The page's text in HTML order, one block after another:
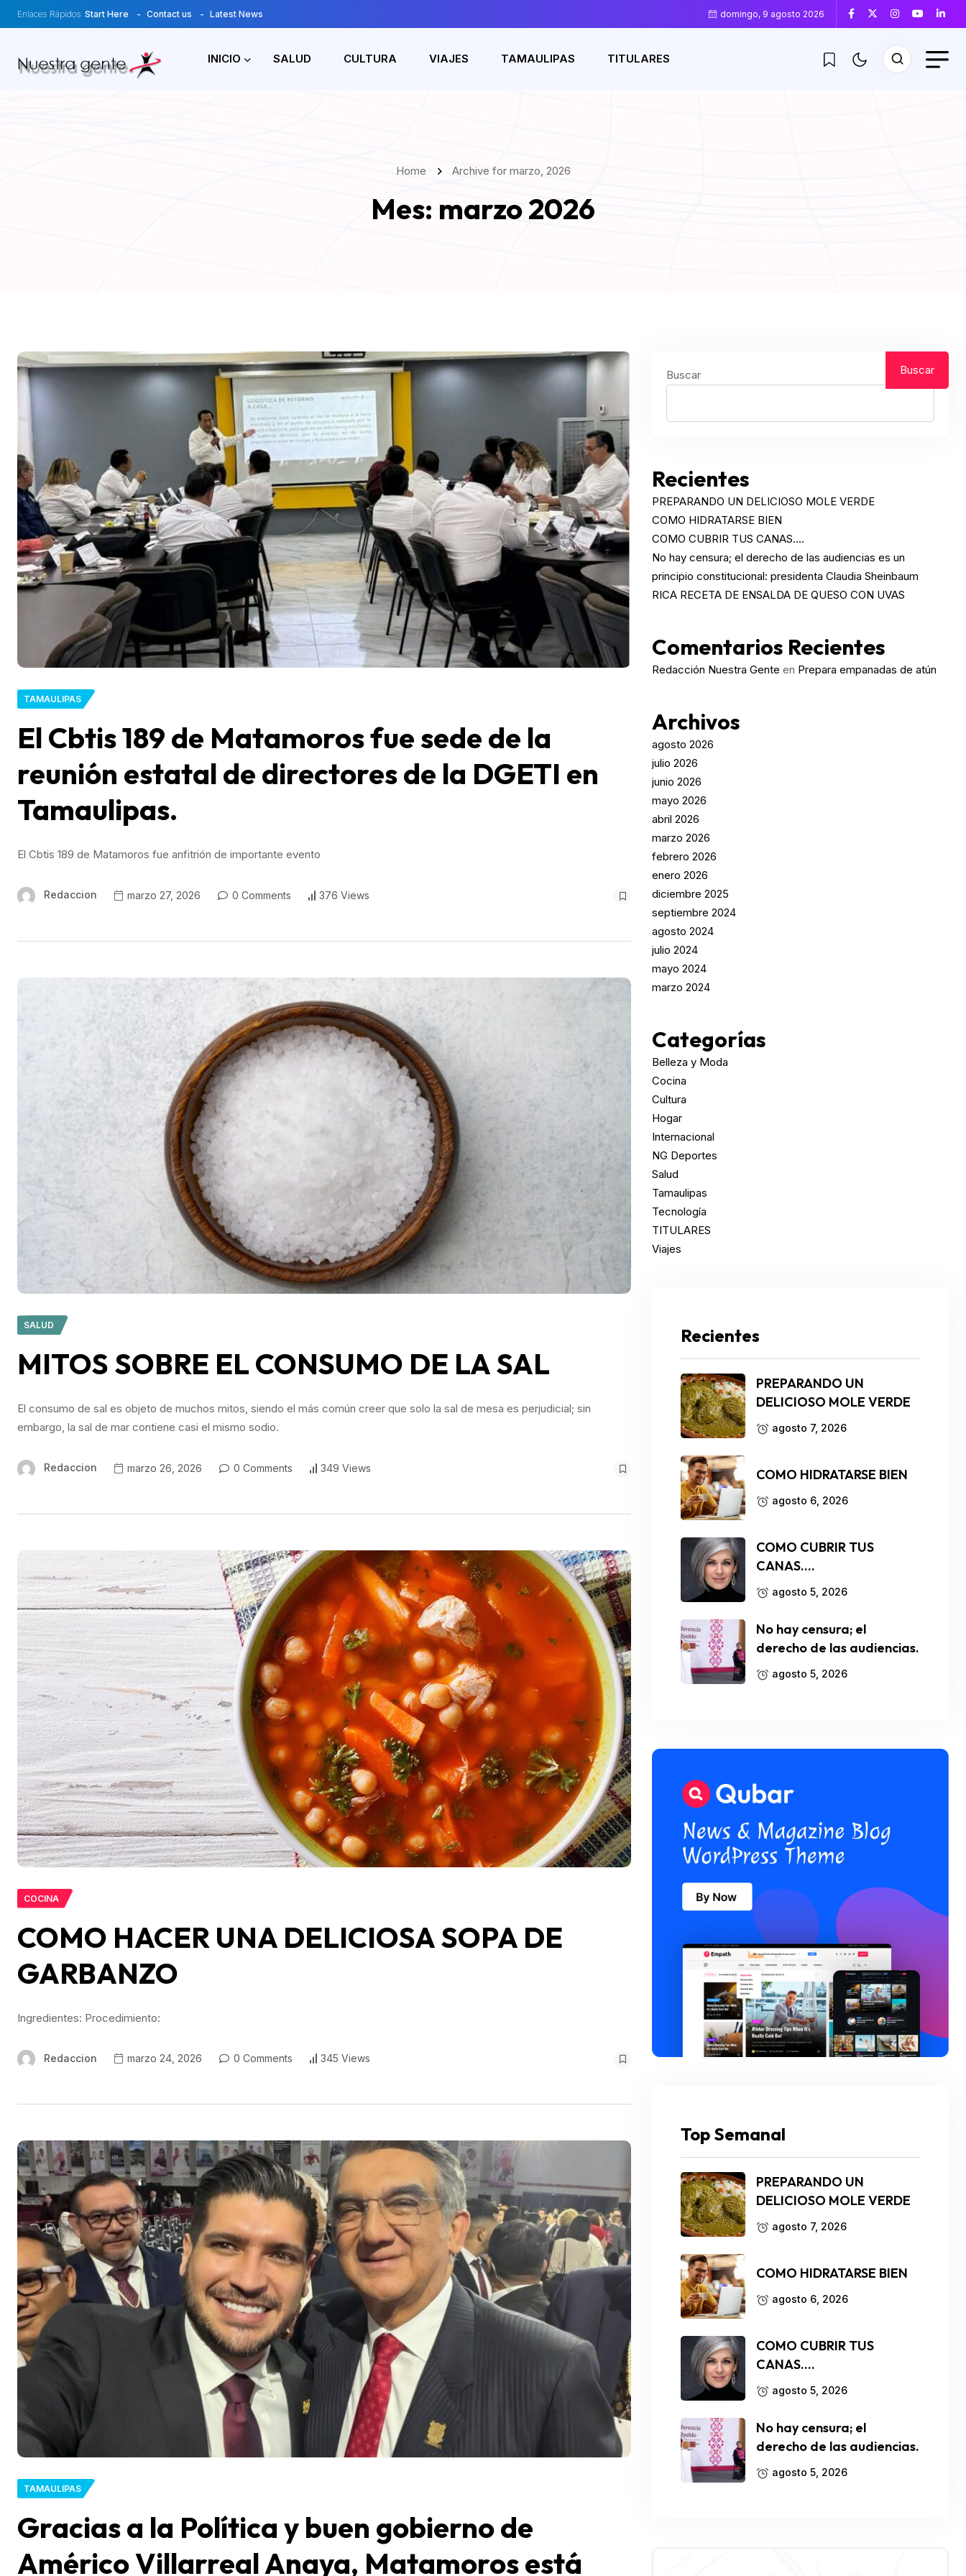
Enlaces Rápidos Start Here Contact us Latest News domingo, 9 agosto 2026
INICIO SALUD CULTURA VIAJES TAMAULIPAS TITULARES
Home Archive for marzo, 2026
Mes: marzo 2026
TAMAULIPAS
El Cbtis 189 de Matamoros fue sede de la
reunión estatal de directores de la DGETI en
Tamaulipas.
El Cbtis 189 de Matamoros fue anfitrión de importante evento
Redaccion marzo 27, 2026 0 Comments 376 Views
SALUD
MITOS SOBRE EL CONSUMO DE LA SAL
El consumo de sal es objeto de muchos mitos, siendo el más común creer que solo la sal de mesa es perjudicial; sin
embargo, la sal de mar contiene casi el mismo sodio.
Redaccion marzo 26, 2026 0 Comments 349 Views
COCINA
COMO HACER UNA DELICIOSA SOPA DE
GARBANZO
Ingredientes: Procedimiento:
Redaccion marzo 24, 2026 0 Comments 345 Views
TAMAULIPAS
Gracias a la Política y buen gobierno de
Américo Villarreal Anaya, Matamoros está
Buscar Buscar
Recientes
PREPARANDO UN DELICIOSO MOLE VERDE
COMO HIDRATARSE BIEN
COMO CUBRIR TUS CANAS….
No hay censura; el derecho de las audiencias es un
principio constitucional: presidenta Claudia Sheinbaum
RICA RECETA DE ENSALDA DE QUESO CON UVAS
Comentarios Recientes
Redacción Nuestra Gente en Prepara empanadas de atún
Archivos
agosto 2026
julio 2026
junio 2026
mayo 2026
abril 2026
marzo 2026
febrero 2026
enero 2026
diciembre 2025
septiembre 2024
agosto 2024
julio 2024
mayo 2024
marzo 2024
Categorías
Belleza y Moda
Cocina
Cultura
Hogar
Internacional
NG Deportes
Salud
Tamaulipas
Tecnología
TITULARES
Viajes
Recientes
PREPARANDO UN
DELICIOSO MOLE VERDE
agosto 7, 2026
COMO HIDRATARSE BIEN
agosto 6, 2026
COMO CUBRIR TUS
CANAS….
agosto 5, 2026
No hay censura; el
derecho de las audiencias.
agosto 5, 2026
Top Semanal
PREPARANDO UN
DELICIOSO MOLE VERDE
agosto 7, 2026
COMO HIDRATARSE BIEN
agosto 6, 2026
COMO CUBRIR TUS
CANAS….
agosto 5, 2026
No hay censura; el
derecho de las audiencias.
agosto 5, 2026